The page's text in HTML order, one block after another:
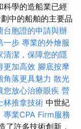
學的造船業已經
中的船舶的主要品
台胞證的申請與辦
一步 專業的外燴服
清潔，保障您的隱
更加高效 腳底按摩
角落更具魅力 散光
您放心治療眼疾 營
林推拿技術 中世紀
專業CPA Firm服務
了許多技術創新，